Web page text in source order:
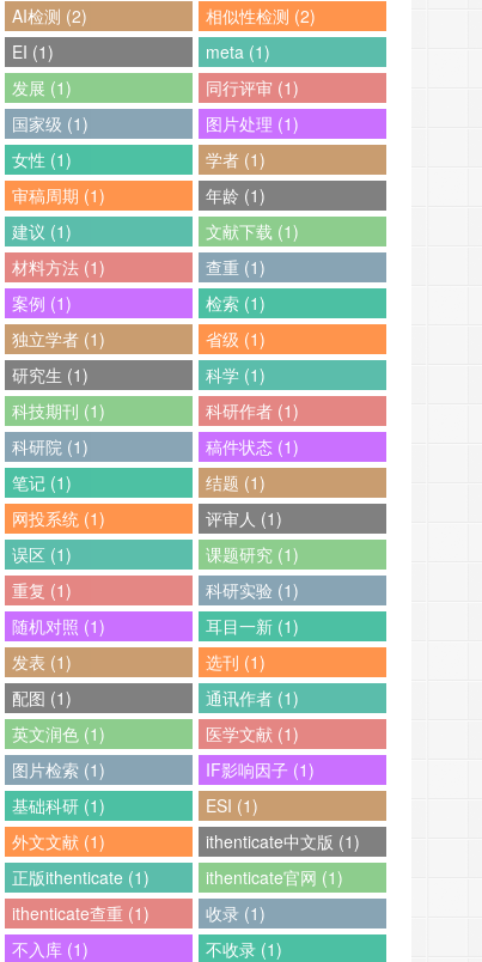
AI检测 (2)
相似性检测 (2)
EI (1)
meta (1)
发展 (1)
同行评审 (1)
国家级 (1)
图片处理 (1)
女性 (1)
学者 (1)
审稿周期 (1)
年龄 (1)
建议 (1)
文献下载 (1)
材料方法 (1)
查重 (1)
案例 (1)
检索 (1)
独立学者 (1)
省级 (1)
研究生 (1)
科学 (1)
科技期刊 (1)
科研作者 (1)
科研院 (1)
稿件状态 (1)
笔记 (1)
结题 (1)
网投系统 (1)
评审人 (1)
误区 (1)
课题研究 (1)
重复 (1)
科研实验 (1)
随机对照 (1)
耳目一新 (1)
发表 (1)
选刊 (1)
配图 (1)
通讯作者 (1)
英文润色 (1)
医学文献 (1)
图片检索 (1)
IF影响因子 (1)
基础科研 (1)
ESI (1)
外文文献 (1)
ithenticate中文版 (1)
正版ithenticate (1)
ithenticate官网 (1)
ithenticate查重 (1)
收录 (1)
不入库 (1)
不收录 (1)